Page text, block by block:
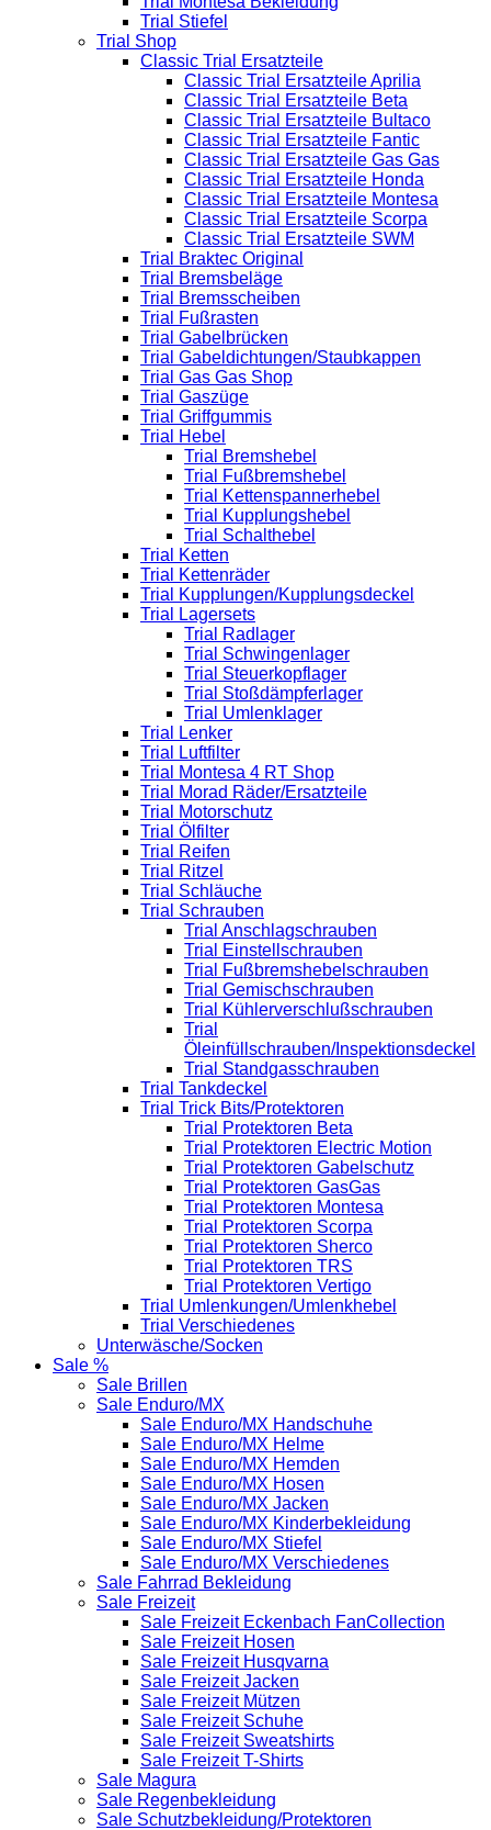
Trial Stiefel
Trial Shop
Classic Trial Ersatzteile
Classic Trial Ersatzteile Aprilia
Classic Trial Ersatzteile Beta
Classic Trial Ersatzteile Bultaco
Classic Trial Ersatzteile Fantic
Classic Trial Ersatzteile Gas Gas
Classic Trial Ersatzteile Honda
Classic Trial Ersatzteile Montesa
Classic Trial Ersatzteile Scorpa
Classic Trial Ersatzteile SWM
Trial Braktec Original
Trial Bremsbeläge
Trial Bremsscheiben
Trial Fußrasten
Trial Gabelbrücken
Trial Gabeldichtungen/Staubkappen
Trial Gas Gas Shop
Trial Gaszüge
Trial Griffgummis
Trial Hebel
Trial Bremshebel
Trial Fußbremshebel
Trial Kettenspannerhebel
Trial Kupplungshebel
Trial Schalthebel
Trial Ketten
Trial Kettenräder
Trial Kupplungen/Kupplungsdeckel
Trial Lagersets
Trial Radlager
Trial Schwingenlager
Trial Steuerkopflager
Trial Stoßdämpferlager
Trial Umlenklager
Trial Lenker
Trial Luftfilter
Trial Montesa 4 RT Shop
Trial Morad Räder/Ersatzteile
Trial Motorschutz
Trial Ölfilter
Trial Reifen
Trial Ritzel
Trial Schläuche
Trial Schrauben
Trial Anschlagschrauben
Trial Einstellschrauben
Trial Fußbremshebelschrauben
Trial Gemischschrauben
Trial Kühlerverschlußschrauben
Trial
Öleinfüllschrauben/Inspektionsdeckel
Trial Standgasschrauben
Trial Tankdeckel
Trial Trick Bits/Protektoren
Trial Protektoren Beta
Trial Protektoren Electric Motion
Trial Protektoren Gabelschutz
Trial Protektoren GasGas
Trial Protektoren Montesa
Trial Protektoren Scorpa
Trial Protektoren Sherco
Trial Protektoren TRS
Trial Protektoren Vertigo
Trial Umlenkungen/Umlenkhebel
Trial Verschiedenes
Unterwäsche/Socken
Sale %
Sale Brillen
Sale Enduro/MX
Sale Enduro/MX Handschuhe
Sale Enduro/MX Helme
Sale Enduro/MX Hemden
Sale Enduro/MX Hosen
Sale Enduro/MX Jacken
Sale Enduro/MX Kinderbekleidung
Sale Enduro/MX Stiefel
Sale Enduro/MX Verschiedenes
Sale Fahrrad Bekleidung
Sale Freizeit
Sale Freizeit Eckenbach FanCollection
Sale Freizeit Hosen
Sale Freizeit Husqvarna
Sale Freizeit Jacken
Sale Freizeit Mützen
Sale Freizeit Schuhe
Sale Freizeit Sweatshirts
Sale Freizeit T-Shirts
Sale Magura
Sale Regenbekleidung
Sale Schutzbekleidung/Protektoren